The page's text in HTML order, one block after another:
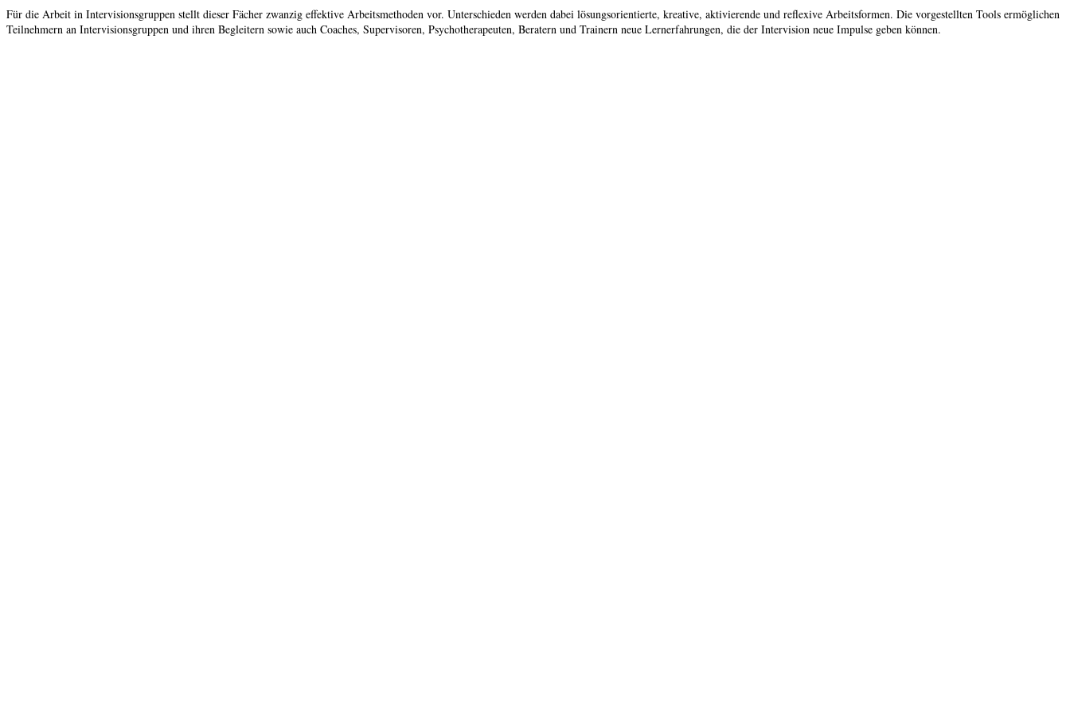
Für die Arbeit in Intervisionsgruppen stellt dieser Fächer zwanzig effektive Arbeitsmethoden vor. Unterschieden werden dabei lösungsorientierte, kreative, aktivierende und reflexive Arbeitsformen. Die vorgestellten Tools ermöglichen
Teilnehmern an Intervisionsgruppen und ihren Begleitern sowie auch Coaches, Supervisoren, Psychotherapeuten, Beratern und Trainern neue Lernerfahrungen, die der Intervision neue Impulse geben können.